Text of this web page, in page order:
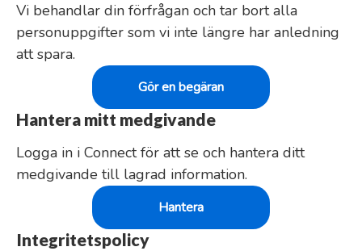
Vi behandlar din förfrågan och tar bort alla
personuppgifter som vi inte längre har anledning
att spara.
Gör en begäran
Hantera mitt medgivande
Logga in i Connect för att se och hantera ditt
medgivande till lagrad information.
Hantera
Integritetspolicy